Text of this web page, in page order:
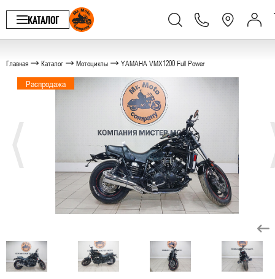
КАТАЛОГ
Главная Каталог Мотоциклы YAMAHA VMX1200 Full Power
Распродажа